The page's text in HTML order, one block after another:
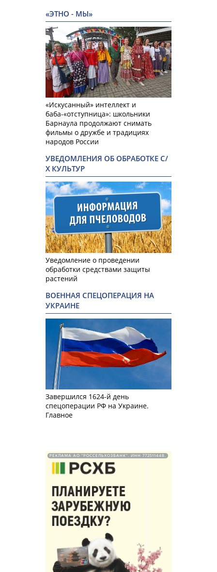
«ЭТНО - МЫ»
«Искусанный» интеллект и
баба-«отступница»: школьники
Барнаула продолжают снимать
фильмы о дружбе и традициях
народов России
УВЕДОМЛЕНИЯ ОБ ОБРАБОТКЕ С/
Х КУЛЬТУР
Уведомление о проведении
обработки средствами защиты
растений
ВОЕННАЯ СПЕЦОПЕРАЦИЯ НА
УКРАИНЕ
Завершился 1624-й день
спецоперации РФ на Украине.
Главное
РЕКЛАМА АО "РОССЕЛЬХОЗБАНК". ИНН 772511448.